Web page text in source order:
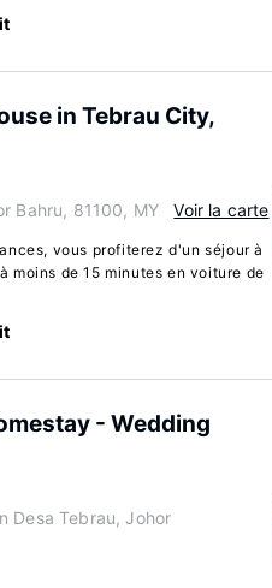
in Tebrau City,
Bahru, 81100, MY Voir la carte
vous profiterez d'un séjour à
moins de 15 minutes en voiture de
- Wedding
Desa Tebrau, Johor